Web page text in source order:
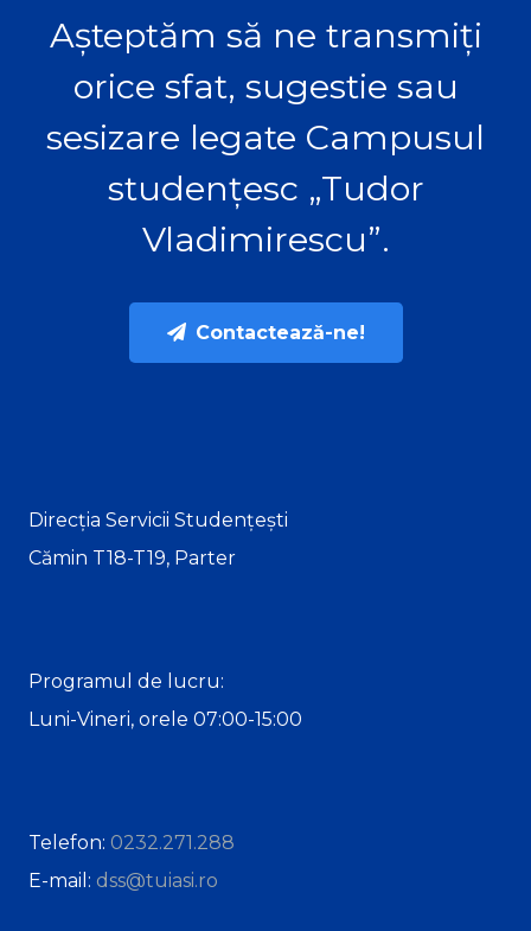
Așteptăm să ne transmiți
orice sfat, sugestie sau
sesizare legate Campusul
studențesc „Tudor
Vladimirescu”.
Contactează-ne!
Direcția Servicii Studențești
Cămin T18-T19, Parter
Programul de lucru:
Luni-Vineri, orele 07:00-15:00
Telefon: 0232.271.288
E-mail: dss@tuiasi.ro